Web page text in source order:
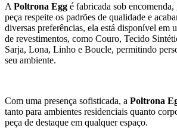
A Poltrona Egg é fabricada sob
peça respeite os padrões de qualidade e
diversas preferências, ela está disponível em
de revestimentos, como Couro, Tecido
Sarja, Lona, Linho e Boucle, permitindo
seu ambiente.
Com uma presença sofisticada, a Poltrona
tanto para ambientes residenciais quanto
peça de destaque em qualquer espaço.